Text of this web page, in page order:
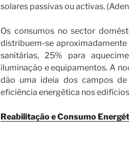
solares passivas ou activas.
Os consumos no sector
distribuem-se
sanitárias, 25% para
iluminação e equipamentos. A
dão uma ideia dos campos
eficiência energética nos
Reabilitação e Consumo